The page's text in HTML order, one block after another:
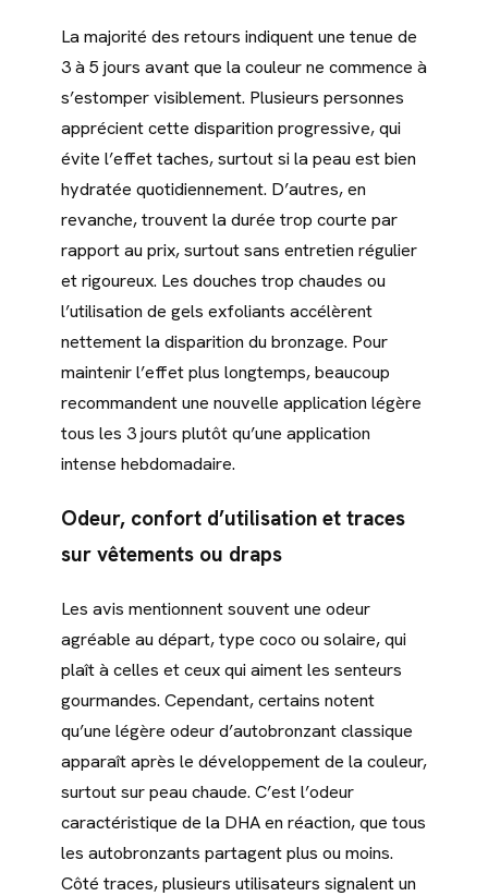
La majorité des retours indiquent une tenue de
3 à 5 jours avant que la couleur ne commence à
s’estomper visiblement. Plusieurs personnes
apprécient cette disparition progressive, qui
évite l’effet taches, surtout si la peau est bien
hydratée quotidiennement. D’autres, en
revanche, trouvent la durée trop courte par
rapport au prix, surtout sans entretien régulier
et rigoureux. Les douches trop chaudes ou
l’utilisation de gels exfoliants accélèrent
nettement la disparition du bronzage. Pour
maintenir l’effet plus longtemps, beaucoup
recommandent une nouvelle application légère
tous les 3 jours plutôt qu’une application
intense hebdomadaire.
Odeur, confort d’utilisation et traces
sur vêtements ou draps
Les avis mentionnent souvent une odeur
agréable au départ, type coco ou solaire, qui
plaît à celles et ceux qui aiment les senteurs
gourmandes. Cependant, certains notent
qu’une légère odeur d’autobronzant classique
apparaît après le développement de la couleur,
surtout sur peau chaude. C’est l’odeur
caractéristique de la DHA en réaction, que tous
les autobronzants partagent plus ou moins.
Côté traces, plusieurs utilisateurs signalent un